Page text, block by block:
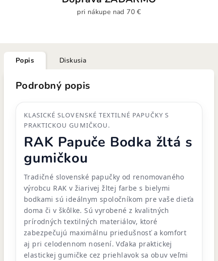
pri nákupe nad 70 €
Popis Diskusia
Podrobný popis
KLASICKÉ SLOVENSKÉ TEXTILNÉ PAPUČKY S
PRAKTICKOU GUMIČKOU.
RAK Papuče Bodka žltá s
gumičkou
Tradičné slovenské papučky od renomovaného
výrobcu RAK v žiarivej žltej farbe s bielymi
bodkami sú ideálnym spoločníkom pre vaše dieťa
doma či v škôlke. Sú vyrobené z kvalitných
prírodných textilných materiálov, ktoré
zabezpečujú maximálnu priedušnosť a komfort
aj pri celodennom nosení. Vďaka praktickej
elastickej gumičke cez priehlavok sa obuv veľmi